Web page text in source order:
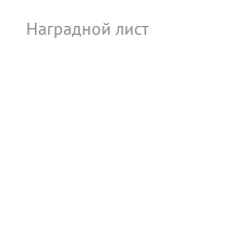
Наградной лист